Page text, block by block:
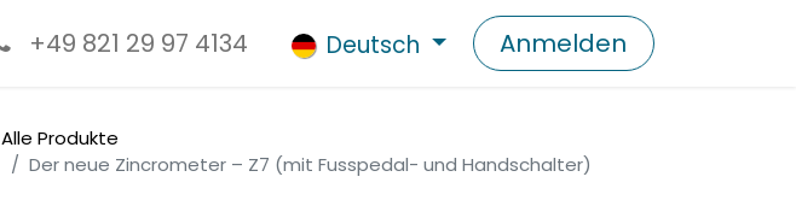
+49 821 29 97 4134 Deutsch Anmelden
Alle Produkte
Der neue Zincrometer – Z7 (mit Fusspedal- und Handschalter)